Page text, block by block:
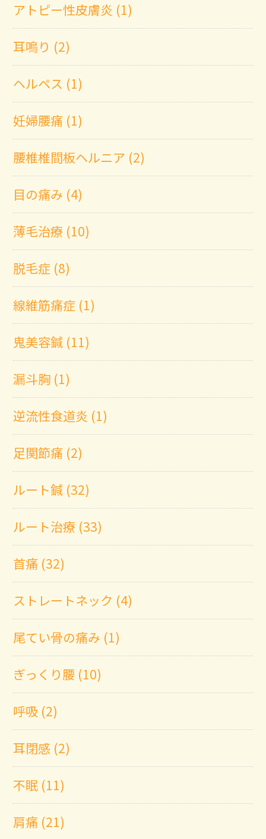
アトピー性皮膚炎 (1)
耳鳴り (2)
ヘルペス (1)
妊婦腰痛 (1)
腰椎椎間板ヘルニア (2)
目の痛み (4)
薄毛治療 (10)
脱毛症 (8)
線維筋痛症 (1)
鬼美容鍼 (11)
漏斗胸 (1)
逆流性食道炎 (1)
足関節痛 (2)
ルート鍼 (32)
ルート治療 (33)
首痛 (32)
ストレートネック (4)
尾てい骨の痛み (1)
ぎっくり腰 (10)
呼吸 (2)
耳閉感 (2)
不眠 (11)
肩痛 (21)